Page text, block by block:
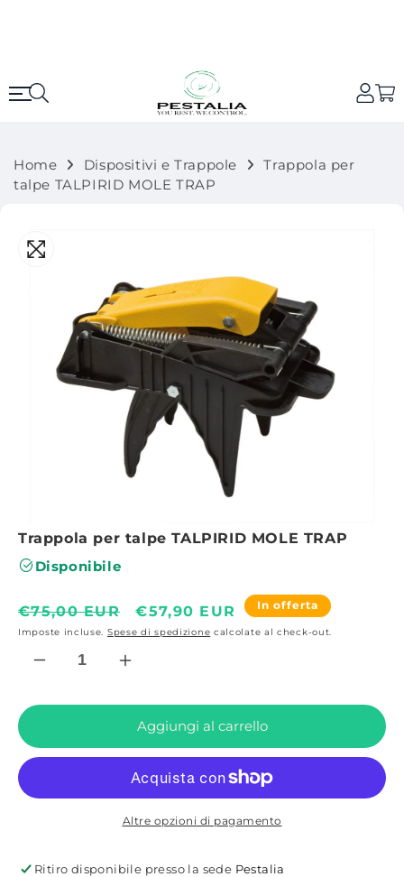
Home Dispositivi e Trappole
Trappola per
talpe TALPIRID MOLE TRAP
Apri
contenuti
multimediali
finestra
modale
Trappola per talpe TALPIRID MOLE TRAP
Disponibile
Prezzo
di
listino
€75,00 EUR
Prezzo
scontato
€57,90 EUR In offerta
Imposte incluse. Spese di spedizione calcolate al check-out.
Diminuisci
per
per
talpe
MOLE
Aumenta
per
Trappola
per
talpe
TALPIRID
MOLE
TRAP
Aggiungi al carrello
Altre opzioni di pagamento
Ritiro disponibile presso la sede Pestalia